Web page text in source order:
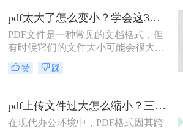
pdf太大了怎么变小？学会这3个方法就够了！
PDF文件是一种常见的文档格式，但
有时候它们的文件大小可能会很大，
难以通过电子邮件或其他方式共享。
在这种情况下，大家可以使用以下方
大了怎么变小吧。
赞 踩
pdf上传文件过大怎么缩小？三招助你轻松缩小！
在现代办公环境中，PDF格式因其跨